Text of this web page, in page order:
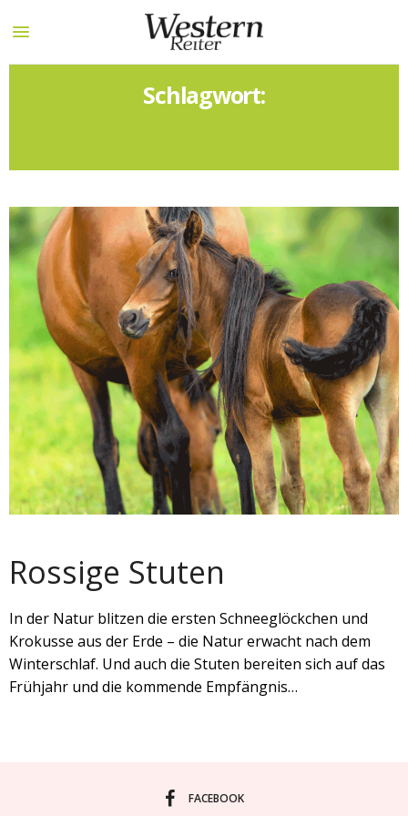
Schlagwort:
Rossige Stuten
In der Natur blitzen die ersten Schneeglöckchen und
Krokusse aus der Erde – die Natur erwacht nach dem
Winterschlaf. Und auch die Stuten bereiten sich auf das
Frühjahr und die kommende Empfängnis…
FACEBOOK